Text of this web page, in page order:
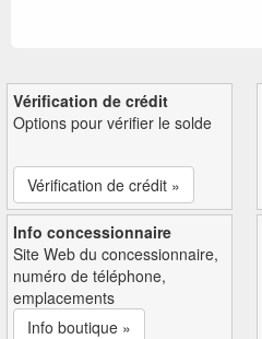
Vérification de crédit
Options pour vérifier le solde
Vérification de crédit »
Info concessionnaire
Site Web du concessionnaire,
numéro de téléphone,
emplacements
Info boutique »